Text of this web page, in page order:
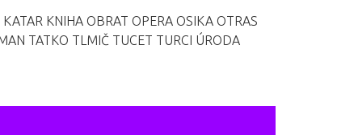
KATAR KNIHA OBRAT OPERA OSIKA OTRAS
TATKO TLMIČ TUCET TURCI ÚRODA